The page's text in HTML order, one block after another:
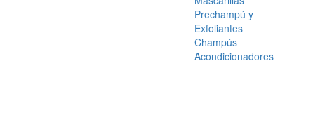
Prechampú y
Exfoliantes
Champús
Acondicionadores